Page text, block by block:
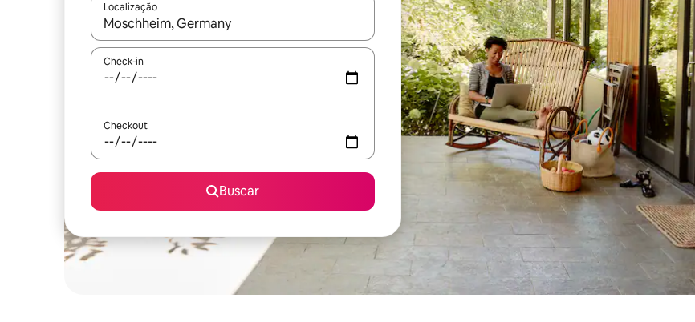
Localização
Quando os resultados estiverem disponíveis, explore-os usando as seta para cima e para baixo do teclado ou
Check-in
Checkout
Buscar